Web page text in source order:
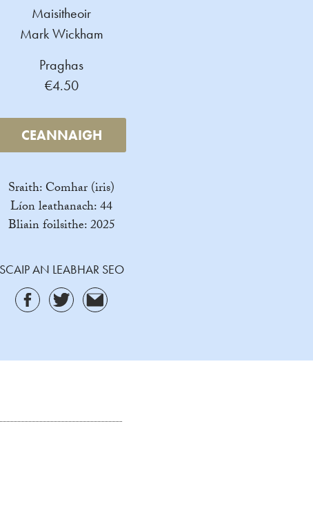
Maisitheoir
Mark Wickham
Praghas
€4.50
CEANNAIGH
Sraith: Comhar (iris)
Líon leathanach: 44
Bliain foilsithe: 2025
SCAIP AN LEABHAR SEO